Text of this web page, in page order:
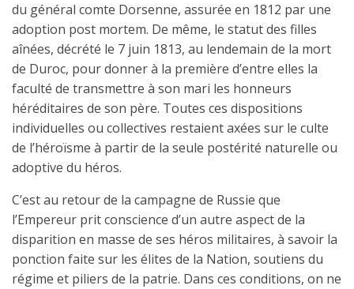
du général comte Dorsenne, assurée en 1812 par une
adoption post mortem. De même, le statut des filles
aînées, décrété le 7 juin 1813, au lendemain de la mort
de Duroc, pour donner à la première d’entre elles la
faculté de transmettre à son mari les honneurs
héréditaires de son père. Toutes ces dispositions
individuelles ou collectives restaient axées sur le culte
de l’héroïsme à partir de la seule postérité naturelle ou
adoptive du héros.
C’est au retour de la campagne de Russie que
l’Empereur prit conscience d’un autre aspect de la
disparition en masse de ses héros militaires, à savoir la
ponction faite sur les élites de la Nation, soutiens du
régime et piliers de la patrie. Dans ces conditions, on ne